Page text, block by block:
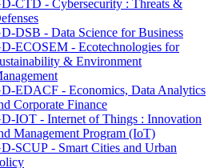
CTD - Cybersecurity : Threats &
DSB - Data Science for Business
ECOSEM - Ecotechnologies for
& Environment
EDACF - Economics, Data Analytics
Corporate Finance
IOT - Internet of Things : Innovation
Management Program (IoT)
SCUP - Smart Cities and Urban